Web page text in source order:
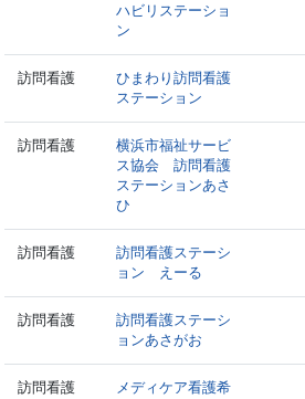
ハビリステーショ
ン
訪問看護
ひまわり訪問看護
ステーション
訪問看護
横浜市福祉サービ
ス協会 訪問看護
ステーションあさ
ひ
訪問看護
訪問看護ステーシ
ョン えーる
訪問看護
訪問看護ステーシ
ョンあさがお
訪問看護
メディケア看護希